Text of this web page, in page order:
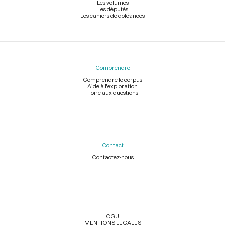
Les volumes
Les députés
Les cahiers de doléances
Comprendre
Comprendre le corpus
Aide à l'exploration
Foire aux questions
Contact
Contactez-nous
Légal
CGU
MENTIONS LÉGALES